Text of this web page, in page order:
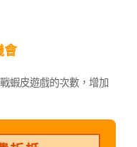
會
蝦皮遊戲的次數，增加